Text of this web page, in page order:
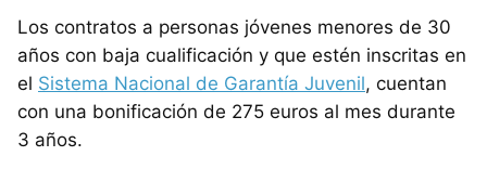
Los contratos a personas jóvenes menores de 30
años con baja cualificación y que estén inscritas en
el Sistema Nacional de Garantía Juvenil, cuentan
con una bonificación de 275 euros al mes durante
3 años.